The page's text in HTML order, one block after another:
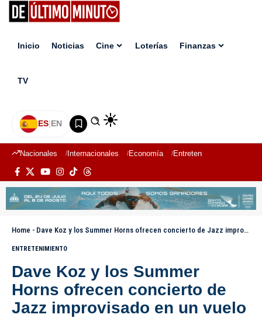
Inicio Noticias Cine Loterías Finanzas
TV
ES|EN
Nacionales Internacionales Economía Entretenimiento
Home - Dave Koz y los Summer Horns ofrecen concierto de Jazz improvisado en un vuelo
ENTRETENIMIENTO
Dave Koz y los Summer
Horns ofrecen concierto de
Jazz improvisado en un vuelo